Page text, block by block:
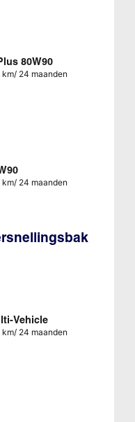
80W90
24 maanden
24 maanden
Vehicle
24 maanden